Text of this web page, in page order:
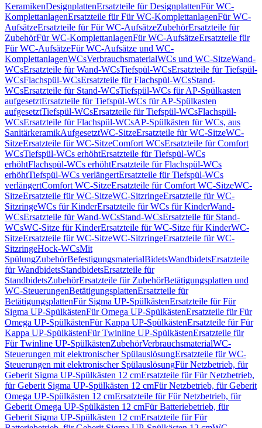
KeramikenDesignplattenErsatzteile für DesignplattenFür WC-
KomplettanlagenErsatzteile für Für WC-KomplettanlagenFür WC-
AufsätzeErsatzteile für Für WC-AufsätzeZubehörErsatzteile für
ZubehörFür WC-KomplettanlagenFür WC-AufsätzeErsatzteile für
Für WC-AufsätzeFür WC-Aufsätze und WC-
KomplettanlagenWCsVerbrauchsmaterialWCs und WC-SitzeWand-
WCsErsatzteile für Wand-WCsTiefspül-WCsErsatzteile für Tiefspül-
WCsFlachspül-WCsErsatzteile für Flachspül-WCsStand-
WCsErsatzteile für Stand-WCsTiefspül-WCs für AP-Spülkasten
aufgesetztErsatzteile für Tiefspül-WCs für AP-Spülkasten
aufgesetztTiefspül-WCsErsatzteile für Tiefspül-WCsFlachspül-
WCsErsatzteile für Flachspül-WCsAP-Spülkästen für WCs, aus
SanitärkeramikAufgesetztWC-SitzeErsatzteile für WC-SitzeWC-
SitzeErsatzteile für WC-SitzeComfort WCsErsatzteile für Comfort
WCsTiefspül-WCs erhöhtErsatzteile für Tiefspül-WCs
erhöhtFlachspül-WCs erhöhtErsatzteile für Flachspül-WCs
erhöhtTiefspül-WCs verlängertErsatzteile für Tiefspül-WCs
verlängertComfort WC-SitzeErsatzteile für Comfort WC-SitzeWC-
SitzeErsatzteile für WC-SitzeWC-SitzringeErsatzteile für WC-
SitzringeWCs für KinderErsatzteile für WCs für KinderWand-
WCsErsatzteile für Wand-WCsStand-WCsErsatzteile für Stand-
WCsWC-Sitze für KinderErsatzteile für WC-Sitze für KinderWC-
SitzeErsatzteile für WC-SitzeWC-SitzringeErsatzteile für WC-
SitzringeHock-WCsMit
SpülungZubehörBefestigungsmaterialBidetsWandbidetsErsatzteile
für WandbidetsStandbidetsErsatzteile für
StandbidetsZubehörErsatzteile für ZubehörBetätigungsplatten und
WC-SteuerungenBetätigungsplattenErsatzteile für
BetätigungsplattenFür Sigma UP-SpülkästenErsatzteile für Für
Sigma UP-SpülkästenFür Omega UP-SpülkästenErsatzteile für Für
Omega UP-SpülkästenFür Kappa UP-SpülkästenErsatzteile für Für
Kappa UP-SpülkästenFür Twinline UP-SpülkästenErsatzteile für
Für Twinline UP-SpülkästenZubehörVerbrauchsmaterialWC-
Steuerungen mit elektronischer SpülauslösungErsatzteile für WC-
Steuerungen mit elektronischer SpülauslösungFür Netzbetrieb, für
Geberit Sigma UP-Spülkästen 12 cmErsatzteile für Für Netzbetrieb,
für Geberit Sigma UP-Spülkästen 12 cmFür Netzbetrieb, für Geberit
Omega UP-Spülkästen 12 cmErsatzteile für Für Netzbetrieb, für
Geberit Omega UP-Spülkästen 12 cmFür Batteriebetrieb, für
Geberit Sigma UP-Spülkästen 12 cmErsatzteile für Für